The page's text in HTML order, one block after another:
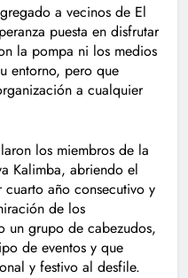
a vecinos de El
puesta en disfrutar
la pompa ni los medios
entorno, pero que
a cualquier
los miembros de la
Kalimba, abriendo el
año consecutivo y
de los
un grupo de cabezudos,
de eventos y que
y festivo al desfile.